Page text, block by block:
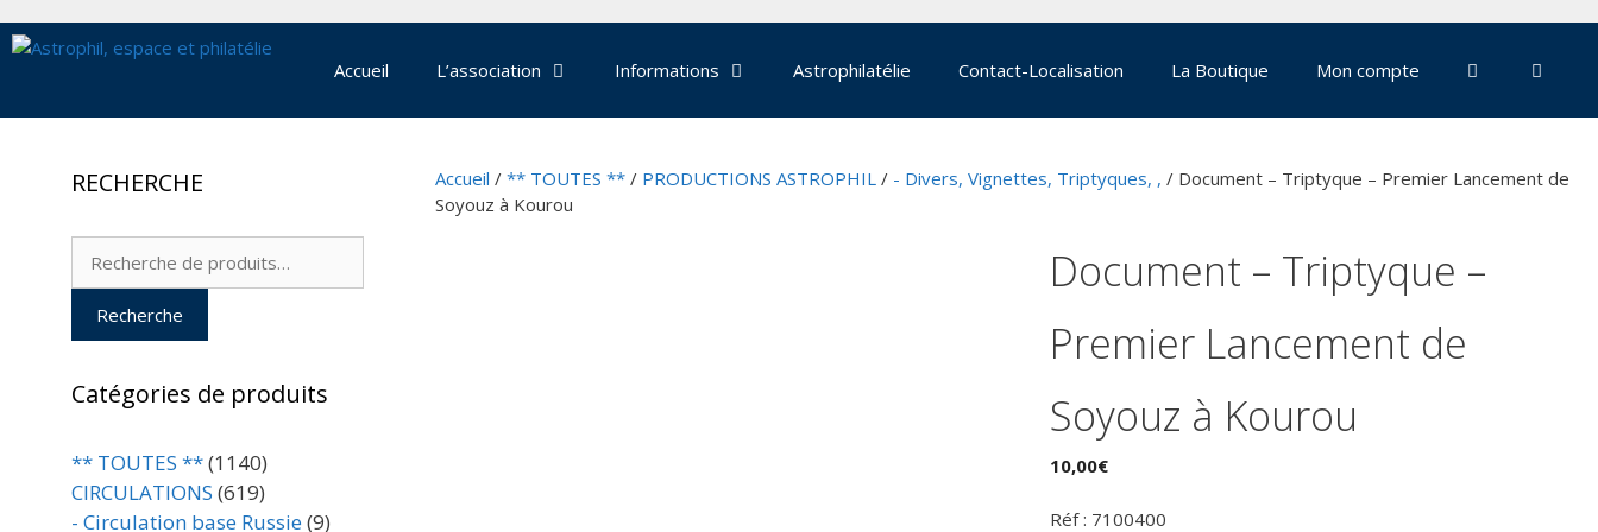
au
Accueil L’association Informations Astrophilatélie Contact-Localisation La Boutique Mon compte
Accueil / ** TOUTES ** / PRODUCTIONS ASTROPHIL / - Divers, Vignettes, Triptyques, , / Document – Triptyque – Premier Lancement de
Soyouz à Kourou
Document – Triptyque –
Premier Lancement de
Soyouz à Kourou
10,00€
Réf : 7100400
RECHERCHE
Recherche
Recherche
Catégories de produits
** TOUTES **(1140)
CIRCULATIONS (619)
- Circulation base Russie(9)